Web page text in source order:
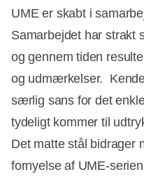
UME er skabt i
Samarbejdet har strakt
og gennem tiden
og udmærkelser.
særlig sans for det
tydeligt kommer til
Det matte stål bidrager
fornyelse af UME-